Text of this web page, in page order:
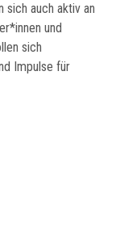
auch aktiv an
und
sich
Impulse für